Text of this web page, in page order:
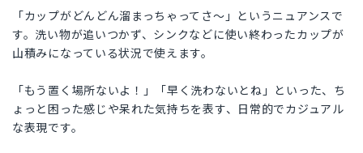
「カップがどんどん溜まっちゃってさ〜」というニュアンスで
す。洗い物が追いつかず、シンクなどに使い終わったカップが
山積みになっている状況で使えます。
「もう置く場所ないよ！」「早く洗わないとね」といった、ち
ょっと困った感じや呆れた気持ちを表す、日常的でカジュアル
な表現です。